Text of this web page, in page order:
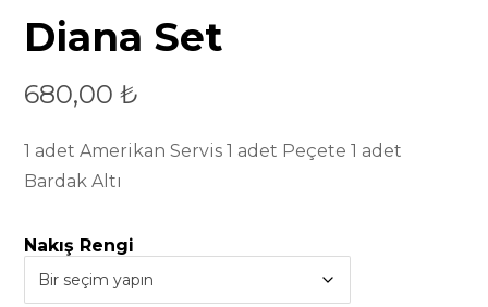
Diana Set
680,00₺
1 adet Amerikan Servis 1 adet Peçete 1 adet
Bardak Altı
Nakış Rengi